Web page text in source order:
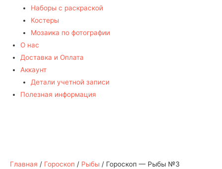
Наборы с раскраской
Костеры
Мозаика по фотографии
О нас
Доставка и Оплата
Аккаунт
Детали учетной записи
Полезная информация
Главная / Гороскоп / Рыбы / Гороскоп — Рыбы №3